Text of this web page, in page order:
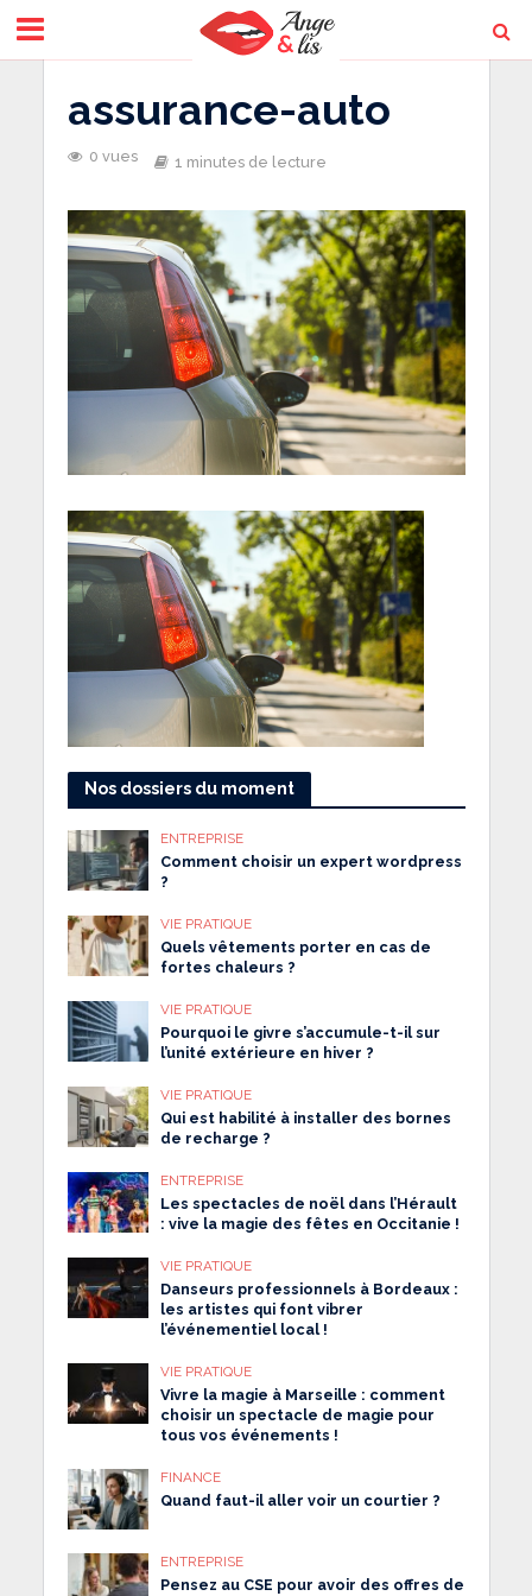
assurance-auto
0 vues 1 minutes de lecture
Nos dossiers du moment
ENTREPRISE
Comment choisir un expert wordpress
?
VIE PRATIQUE
Quels vêtements porter en cas de
fortes chaleurs ?
VIE PRATIQUE
Pourquoi le givre s’accumule-t-il sur
l’unité extérieure en hiver ?
VIE PRATIQUE
Qui est habilité à installer des bornes
de recharge ?
ENTREPRISE
Les spectacles de noël dans l’Hérault
: vive la magie des fêtes en Occitanie !
VIE PRATIQUE
Danseurs professionnels à Bordeaux :
les artistes qui font vibrer
l’événementiel local !
VIE PRATIQUE
Vivre la magie à Marseille : comment
choisir un spectacle de magie pour
tous vos événements !
FINANCE
Quand faut-il aller voir un courtier ?
ENTREPRISE
Pensez au CSE pour avoir des offres de